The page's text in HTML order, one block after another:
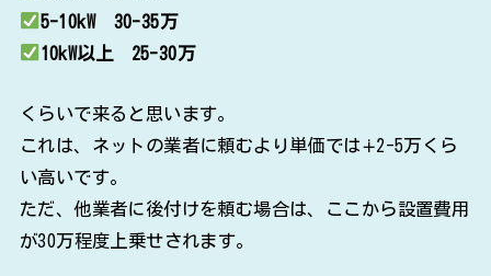
5-10kW 30-35万
10kW以上 25-30万
くらいで来ると思います。
これは、ネットの業者に頼むより単価では∔2-5万くら
い高いです。
ただ、他業者に後付けを頼む場合は、ここから設置費用
が30万程度上乗せされます。